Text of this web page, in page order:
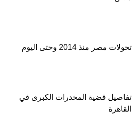
تحولات مصر منذ 2014 وحتى اليوم
تفاصيل قضية المخدرات الكبرى في
القاهرة